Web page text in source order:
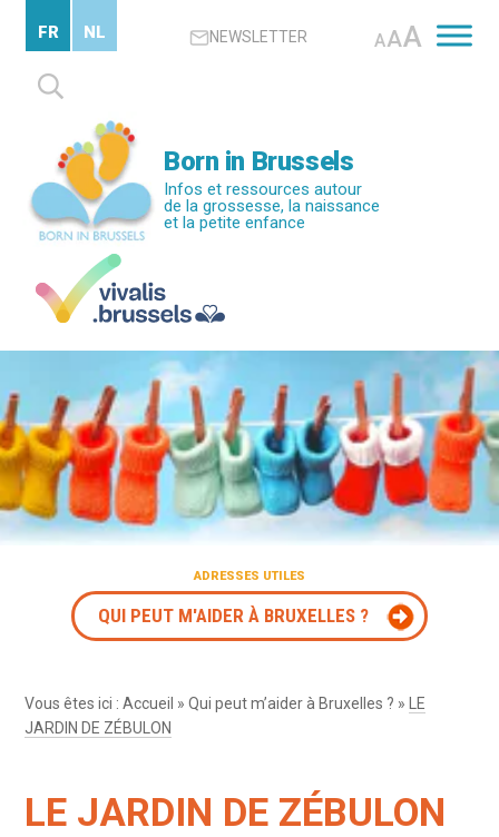
contenu
principal
NEWSLETTER AAA
Rechercher :
FR NL
Born in Brussels
Infos et ressources autour
de la grossesse, la naissance
et la petite enfance
ADRESSES UTILES
QUI PEUT M'AIDER À BRUXELLES ?
Vous êtes ici :Accueil »Qui peut m’aider à Bruxelles ? »
LE
JARDIN DE ZÉBULON
LE JARDIN DE ZÉBULON